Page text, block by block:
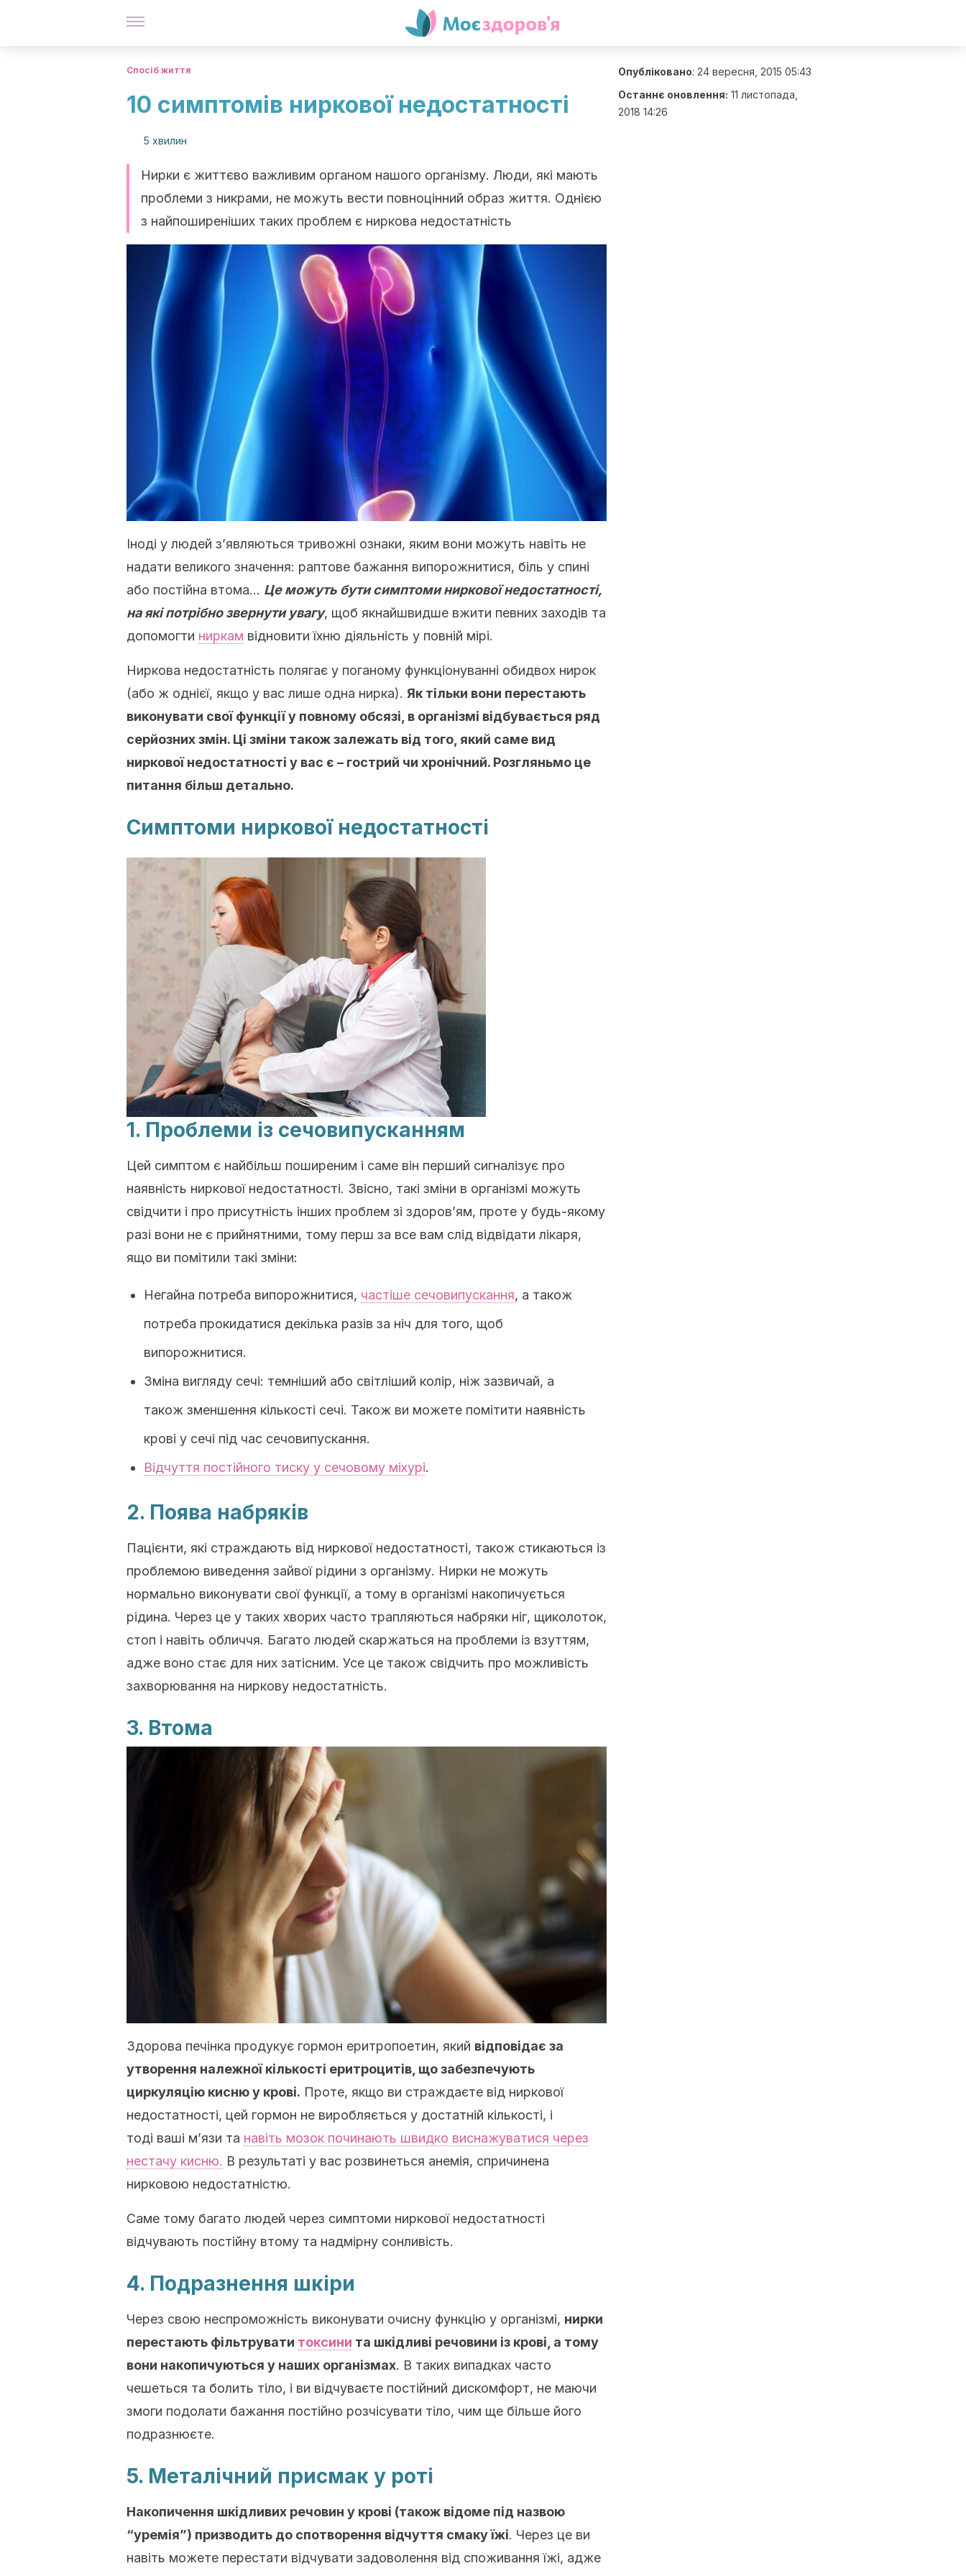
Спосіб життя
10 симптомів ниркової недостатності
5 хвилин
Нирки є життєво важливим органом нашого організму. Люди, які мають
проблеми з никрами, не можуть вести повноцінний образ життя. Однією
з найпоширеніших таких проблем є ниркова недостатність
Іноді у людей з’являються тривожні ознаки, яким вони можуть навіть не
надати великого значення: раптове бажання випорожнитися, біль у спині
або постійна втома… Це можуть бути симптоми ниркової недостатності,
на які потрібно звернути увагу, щоб якнайшвидше вжити певних заходів та
допомогти ниркам відновити їхню діяльність у повній мірі.
Ниркова недостатність полягає у поганому функціонуванні обидвох нирок
(або ж однієї, якщо у вас лише одна нирка). Як тільки вони перестають
виконувати свої функції у повному обсязі, в організмі відбувається ряд
серйозних змін. Ці зміни також залежать від того, який саме вид
ниркової недостатності у вас є – гострий чи хронічний. Розгляньмо це
питання більш детально.
Симптоми ниркової недостатності
1. Проблеми із сечовипусканням
Цей симптом є найбільш поширеним і саме він перший сигналізує про
наявність ниркової недостатності. Звісно, такі зміни в організмі можуть
свідчити і про присутність інших проблем зі здоров’ям, проте у будь-якому
разі вони не є прийнятними, тому перш за все вам слід відвідати лікаря,
ящо ви помітили такі зміни:
Негайна потреба випорожнитися, частіше сечовипускання, а також
потреба прокидатися декілька разів за ніч для того, щоб
випорожнитися.
Зміна вигляду сечі: темніший або світліший колір, ніж зазвичай, а
також зменшення кількості сечі. Також ви можете помітити наявність
крові у сечі під час сечовипускання.
Відчуття постійного тиску у сечовому міхурі.
2. Поява набряків
Пацієнти, які страждають від ниркової недостатності, також стикаються із
проблемою виведення зайвої рідини з організму. Нирки не можуть
нормально виконувати свої функції, а тому в організмі накопичується
рідина. Через це у таких хворих часто трапляються набряки ніг, щиколоток,
стоп і навіть обличчя. Багато людей скаржаться на проблеми із взуттям,
адже воно стає для них затісним. Усе це також свідчить про можливість
захворювання на ниркову недостатність.
3. Втома
Здорова печінка продукує гормон еритропоетин, який відповідає за
утворення належної кількості еритроцитів, що забезпечують
циркуляцію кисню у крові. Проте, якщо ви страждаєте від ниркової
недостатності, цей гормон не виробляється у достатній кількості, і
тоді ваші м’язи та навіть мозок починають швидко виснажуватися через
нестачу кисню. В результаті у вас розвинеться анемія, спричинена
нирковою недостатністю.
Саме тому багато людей через симптоми ниркової недостатності
відчувають постійну втому та надмірну сонливість.
4. Подразнення шкіри
Через свою неспроможність виконувати очисну функцію у організмі, нирки
перестають фільтрувати токсини та шкідливі речовини із крові, а тому
вони накопичуються у наших організмах. В таких випадках часто
чешеться та болить тіло, і ви відчуваєте постійний дискомфорт, не маючи
змоги подолати бажання постійно розчісувати тіло, чим ще більше його
подразнюєте.
5. Металічний присмак у роті
Накопичення шкідливих речовин у крові (також відоме під назвою
“уремія”) призводить до спотворення відчуття смаку їжі. Через це ви
навіть можете перестати відчувати задоволення від споживання їжі, адже
Опубліковано: 24 вересня, 2015 05:43
Останнє оновлення: 11 листопада,
2018 14:26